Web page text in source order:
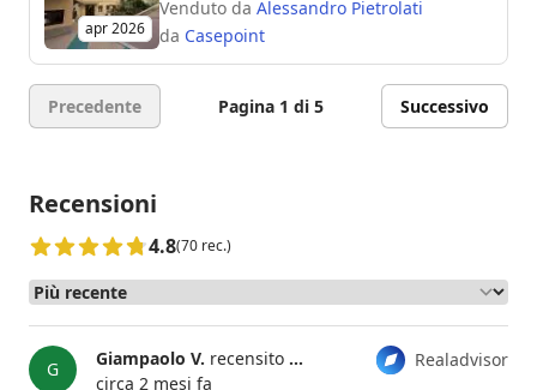
apr 2026
Venduto da Alessandro Pietrolati
da Casepoint
Precedente Pagina 1 di 5 Successivo
Recensioni
4.8(70 rec.)
G Realadvisor
Giampaolo V. recensito Alessio Turchi
circa 2 mesi fa